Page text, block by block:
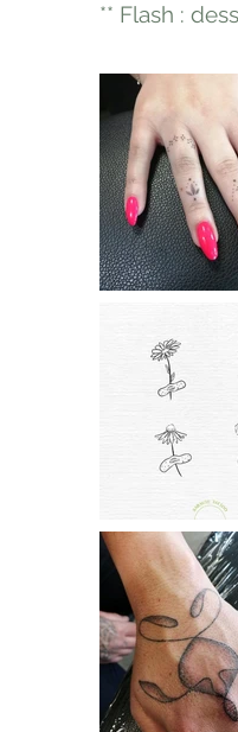
** Flash :